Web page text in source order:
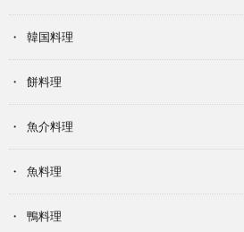
韓国料理
餅料理
魚介料理
魚料理
鴨料理